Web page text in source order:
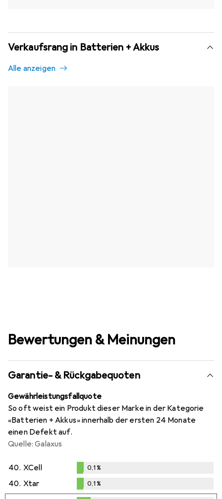
Verkaufsrang in Batterien + Akkus
Alle anzeigen
Bewertungen & Meinungen
Garantie- & Rückgabequoten
Gewährleistungsfallquote
So oft weist ein Produkt dieser Marke in der Kategorie
«Batterien + Akkus» innerhalb der ersten 24 Monate
einen Defekt auf.
Quelle: Galaxus
40. XCell
%
0,1%
40. Xtar
0,1%
0,1%